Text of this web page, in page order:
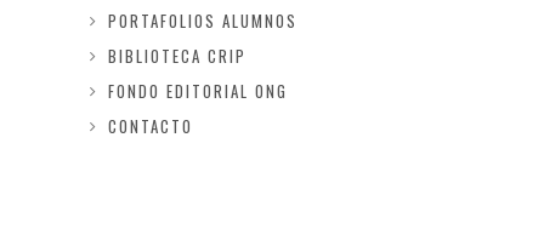
PORTAFOLIOS ALUMNOS
BIBLIOTECA CRIP
FONDO EDITORIAL ONG
CONTACTO